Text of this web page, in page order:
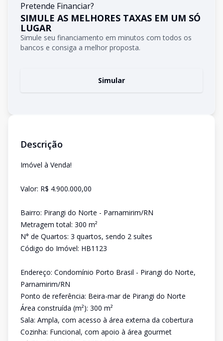
Pretende Financiar?
SIMULE AS MELHORES TAXAS EM UM SÓ
LUGAR
Simule seu financiamento em minutos com todos os
bancos e consiga a melhor proposta.
Simular
Descrição
Imóvel à Venda!
Valor: R$ 4.900.000,00
Bairro: Pirangi do Norte - Parnamirim/RN
Metragem total: 300 m²
N° de Quartos: 3 quartos, sendo 2 suítes
Código do Imóvel: HB1123
Endereço: Condomínio Porto Brasil - Pirangi do Norte,
Parnamirim/RN
Ponto de referência: Beira-mar de Pirangi do Norte
Área construída (m²): 300 m²
Sala: Ampla, com acesso à área externa da cobertura
Cozinha: Funcional, com apoio à área gourmet